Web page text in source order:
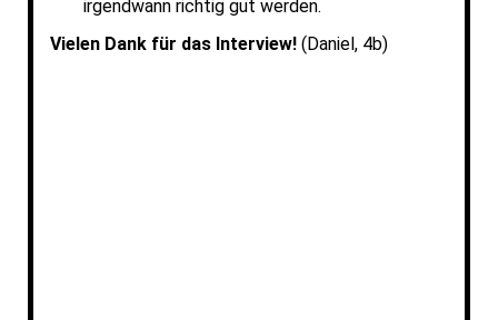
irgendwann richtig gut werden.
Vielen Dank für das Interview! (Daniel, 4b)